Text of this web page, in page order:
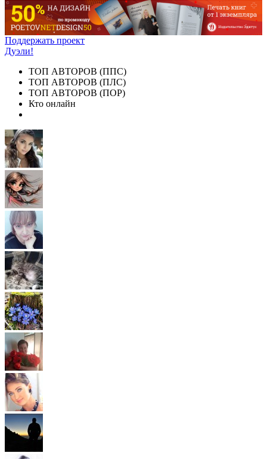
Поддержать проект
Дуэли!
ТОП АВТОРОВ (ППС)
ТОП АВТОРОВ (ПЛС)
ТОП АВТОРОВ (ПОР)
Кто онлайн